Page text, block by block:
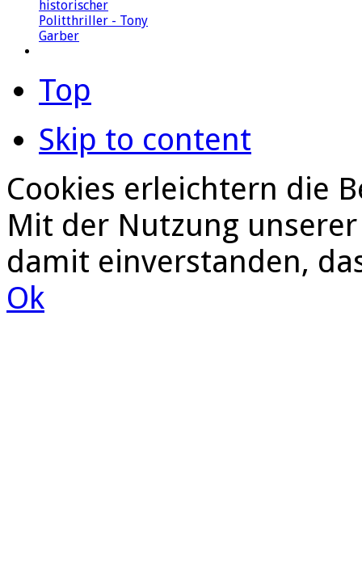
Top
Skip to content
Cookies erleichtern die
Mit der Nutzung
damit einverstanden,
Ok